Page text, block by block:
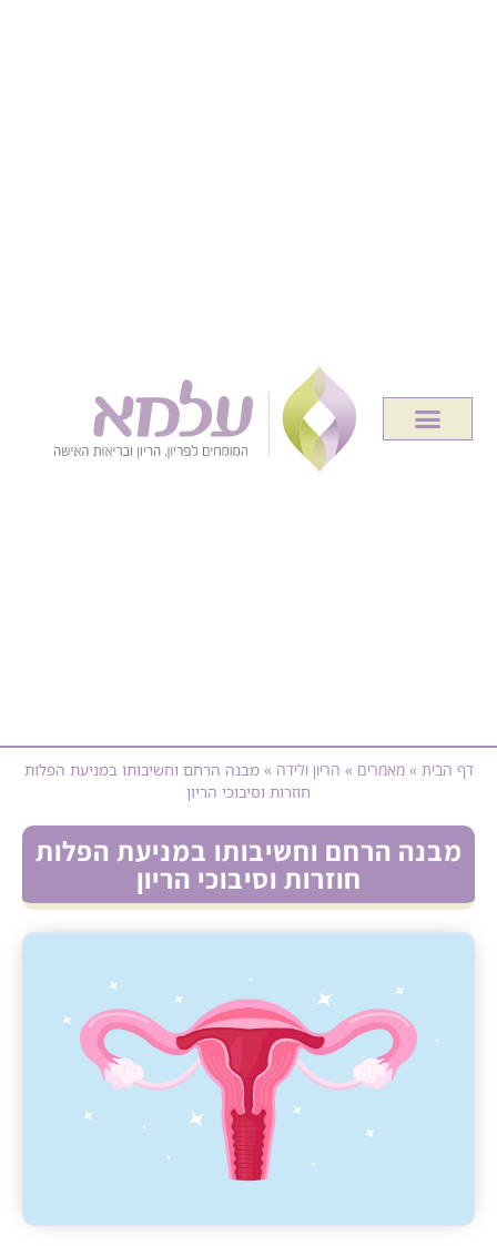
דף הבית »מאמרים » הריון ולידה »מבנה הרחם וחשיבותו במניעת הפלות
חוזרות וסיבוכי הריון
מבנה הרחם וחשיבותו במניעת הפלות
חוזרות וסיבוכי הריון